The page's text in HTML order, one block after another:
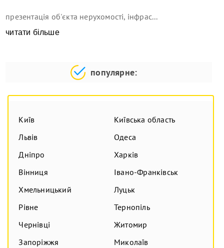
презентація об'єкта нерухомості, інфрас...
читати більше
популярне:
Київ
Київська область
Львів
Одеса
Дніпро
Харків
Вінниця
Івано-Франківськ
Хмельницький
Луцьк
Рівне
Тернопіль
Чернівці
Житомир
Запоріжжя
Миколаїв